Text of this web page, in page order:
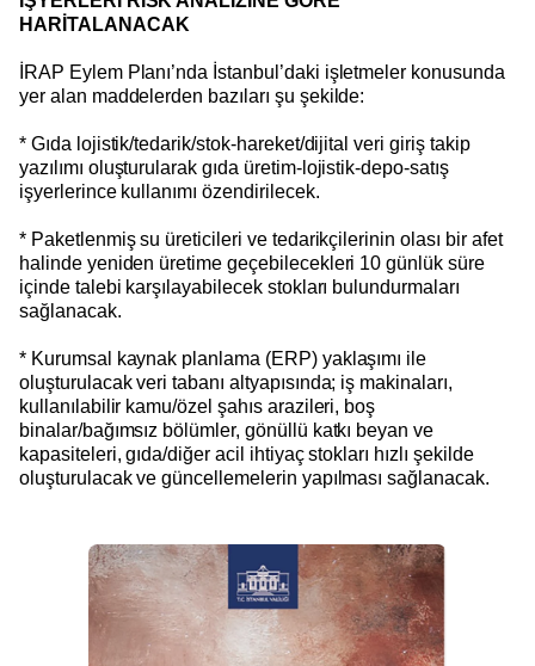
HARİTALANACAK
İRAP Eylem Planı’nda İstanbul’daki işletmeler konusunda
yer alan maddelerden bazıları şu şekilde:
* Gıda lojistik/tedarik/stok-hareket/dijital veri giriş takip
yazılımı oluşturularak gıda üretim-lojistik-depo-satış
işyerlerince kullanımı özendirilecek.
* Paketlenmiş su üreticileri ve tedarikçilerinin olası bir afet
halinde yeniden üretime geçebilecekleri 10 günlük süre
içinde talebi karşılayabilecek stokları bulundurmaları
sağlanacak.
* Kurumsal kaynak planlama (ERP) yaklaşımı ile
oluşturulacak veri tabanı altyapısında; iş makinaları,
kullanılabilir kamu/özel şahıs arazileri, boş
binalar/bağımsız bölümler, gönüllü katkı beyan ve
kapasiteleri, gıda/diğer acil ihtiyaç stokları hızlı şekilde
oluşturulacak ve güncellemelerin yapılması sağlanacak.